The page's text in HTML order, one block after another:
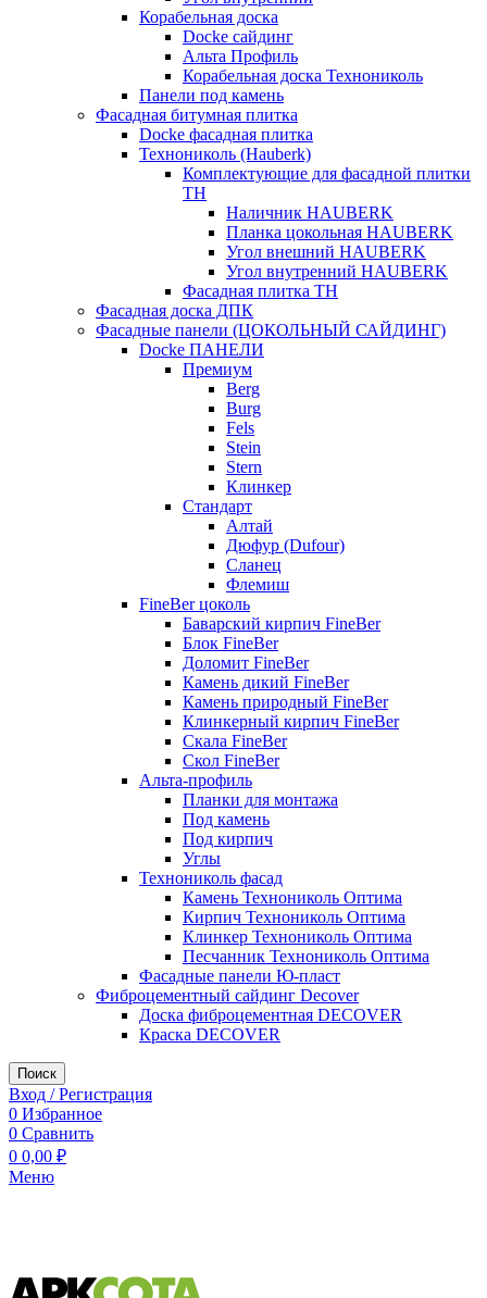
Корабельная доска
Docke сайдинг
Альта Профиль
Корабельная доска Технониколь
Панели под камень
Фасадная битумная плитка
Docke фасадная плитка
Технониколь (Hauberk)
Комплектующие для фасадной плитки
ТН
Наличник HAUBERK
Планка цокольная HAUBERK
Угол внешний HAUBERK
Угол внутренний HAUBERK
Фасадная плитка ТН
Фасадная доска ДПК
Фасадные панели (ЦОКОЛЬНЫЙ САЙДИНГ)
Docke ПАНЕЛИ
Премиум
Berg
Burg
Fels
Stein
Stern
Клинкер
Стандарт
Алтай
Дюфур (Dufour)
Сланец
Флемиш
FineBer цоколь
Баварский кирпич FineBer
Блок FineBer
Доломит FineBer
Камень дикий FineBer
Камень природный FineBer
Клинкерный кирпич FineBer
Скала FineBer
Скол FineBer
Альта-профиль
Планки для монтажа
Под камень
Под кирпич
Углы
Технониколь фасад
Камень Технониколь Оптима
Кирпич Технониколь Оптима
Клинкер Технониколь Оптима
Песчанник Технониколь Оптима
Фасадные панели Ю-пласт
Фиброцементный сайдинг Decover
Доска фиброцементная DECOVER
Краска DECOVER
Поиск
Вход / Регистрация
0 Избранное
0 Сравнить
0 0,00 ₽
Меню